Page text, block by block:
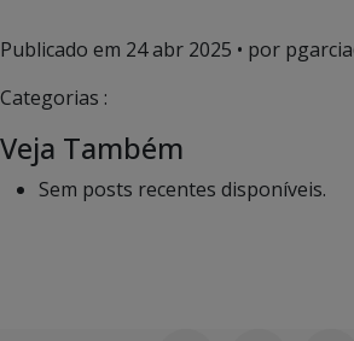
Publicado em 24 abr 2025 • por
Categorias :
Veja Também
Sem posts recentes disponíveis.